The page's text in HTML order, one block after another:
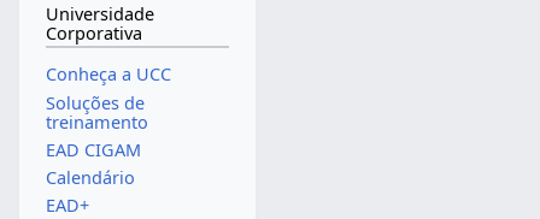
Universidade
Corporativa
Conheça a UCC
Soluções de
treinamento
EAD CIGAM
Calendário
EAD+